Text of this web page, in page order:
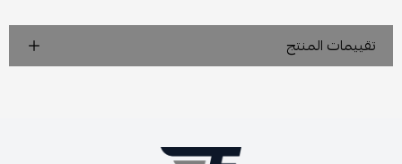
تقييمات المنتج